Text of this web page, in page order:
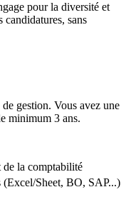
pour la diversité et
candidatures, sans
gestion. Vous avez une
minimum 3 ans.
de la comptabilité
Sheet, BO, SAP...)